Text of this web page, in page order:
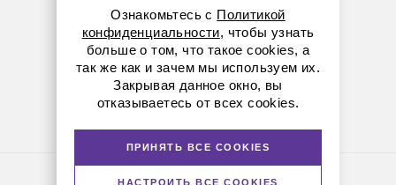
8 (800) 234-05-08
+7 (912) 658-76-06
Ознакомьтесь с Политикой
конфиденциальности, чтобы узнать
больше о том, что такое cookies, а
так же как и зачем мы используем их.
Закрывая данное окно, вы
отказываетесь от всех cookies.
ПРИНЯТЬ ВСЕ COOKIES
НАСТРОИТЬ ВСЕ COOKIES